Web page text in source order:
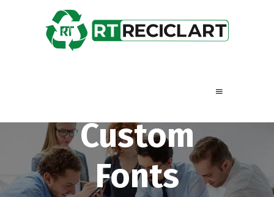
Custom
Fonts